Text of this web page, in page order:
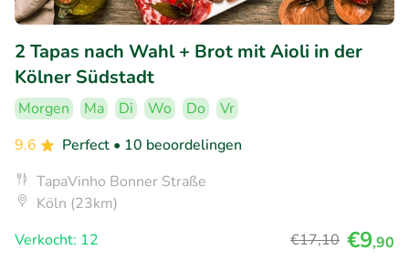
2 Tapas nach Wahl + Brot mit Aioli in der
Kölner Südstadt
Morgen Ma Di Wo Do
Vr
9.6
Perfect • 10 beoordelingen
TapaVinho Bonner Straße
Köln (23km)
Verkocht: 12
€17,10 €9,90